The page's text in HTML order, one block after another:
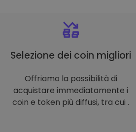
Selezione dei coin migliori
Offriamo la possibilità di
acquistare immediatamente i
coin e token più diffusi, tra cui .